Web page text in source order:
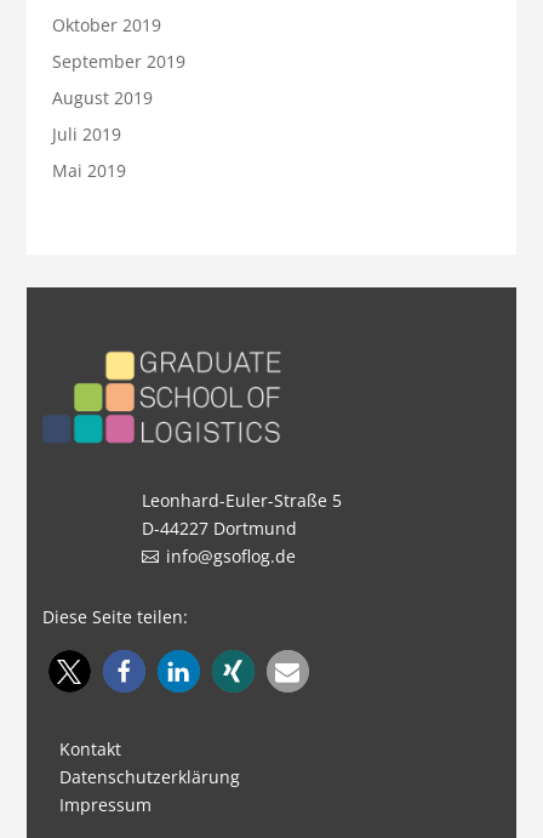
Oktober 2019
September 2019
August 2019
Juli 2019
Mai 2019
Leonhard-Euler-Straße 5
D-44227 Dortmund
info@gsoflog.de
Diese Seite teilen:
Kontakt
Datenschutzerklärung
Impressum